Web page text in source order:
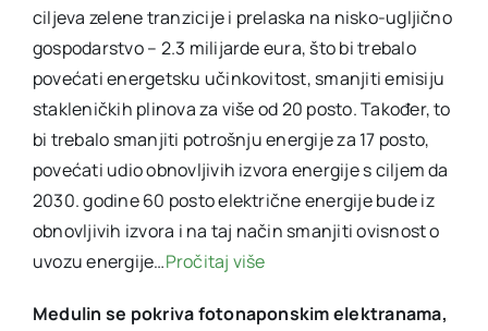
ciljeva zelene tranzicije i prelaska na nisko-ugljično
gospodarstvo – 2.3 milijarde eura, što bi trebalo
povećati energetsku učinkovitost, smanjiti emisiju
stakleničkih plinova za više od 20 posto. Također, to
bi trebalo smanjiti potrošnju energije za 17 posto,
povećati udio obnovljivih izvora energije s ciljem da
2030. godine 60 posto električne energije bude iz
obnovljivih izvora i na taj način smanjiti ovisnost o
uvozu energije…Pročitaj više
Medulin se pokriva fotonaponskim elektranama,